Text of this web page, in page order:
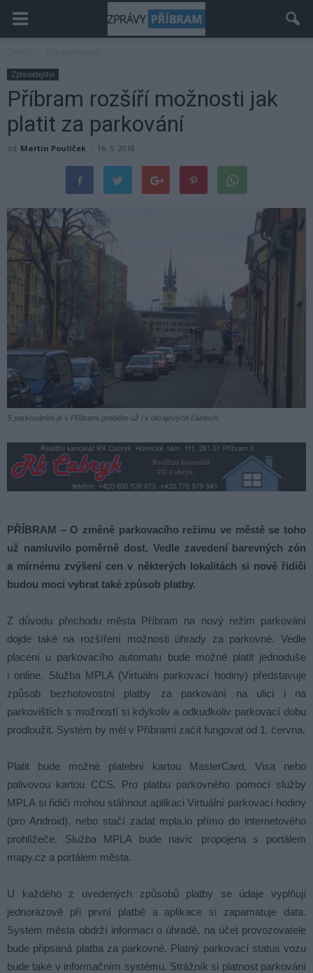
Zpravodajství
Příbram rozšíří možnosti jak
platit za parkování
od Martin Poulíček - 16. 5. 2018
S parkováním je v Příbrami problém už i v okrajových částech.
PŘÍBRAM – O změně parkovacího režimu ve městě se toho
už namluvilo poměrně dost. Vedle zavedení barevných zón
a mírnému zvýšení cen v některých lokalitách si nově řidiči
budou moci vybrat také způsob platby.
Z důvodu přechodu města Příbram na nový režim parkování
dojde také na rozšíření možnosti úhrady za parkovné. Vedle
placení u parkovacího automatu bude možné platit jednoduše
i online. Služba MPLA (Virtuální parkovací hodiny) představuje
způsob bezhotovostní platby za parkování na ulici i na
parkovištích s možností si kdykoliv a odkudkoliv parkovací dobu
prodloužit. Systém by měl v Příbrami začít fungovat od 1. června.
Platit bude možné platební kartou MasterCard, Visa nebo
palivovou kartou CCS. Pro platbu parkovného pomocí služby
MPLA si řidiči mohou stáhnout aplikaci Virtuální parkovací hodiny
(pro Android), nebo stačí zadat mpla.io přímo do internetového
prohlížeče. Služba MPLA bude navíc propojena s portálem
mapy.cz a portálem města.
U každého z uvedených způsobů platby se údaje vyplňují
jednorázově při první platbě a aplikace si zapamatuje data.
Systém města obdrží informaci o úhradě, na účet provozovatele
bude připsaná platba za parkovné. Platný parkovací status vozu
bude také v informačním systému. Strážník si platnost parkování